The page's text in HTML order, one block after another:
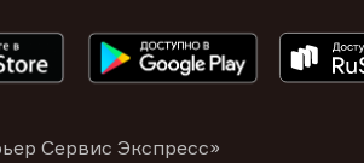
Сервис Экспресс»